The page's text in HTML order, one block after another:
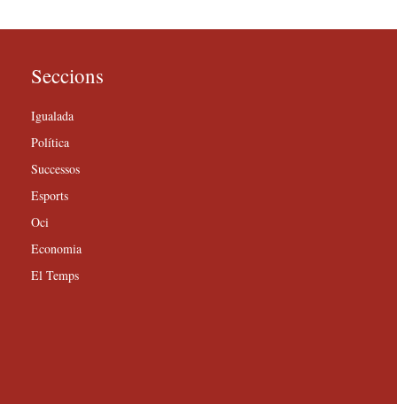
Seccions
Igualada
Política
Successos
Esports
Oci
Economia
El Temps